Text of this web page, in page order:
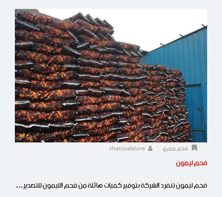
فحم مصري
فحم ليمون
فحم ليمون تنفرد الشركة بتوفير كميات هائلة من فحم الليمون للتصدير…